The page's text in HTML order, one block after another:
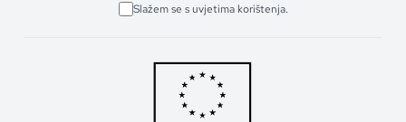
Slažem se s uvjetima korištenja.